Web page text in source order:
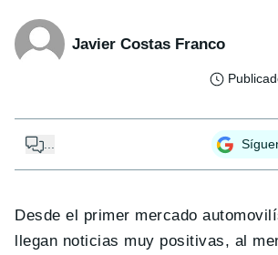
Javier Costas Franco
...
Desde el primer mercado
llegan noticias muy positivas, al